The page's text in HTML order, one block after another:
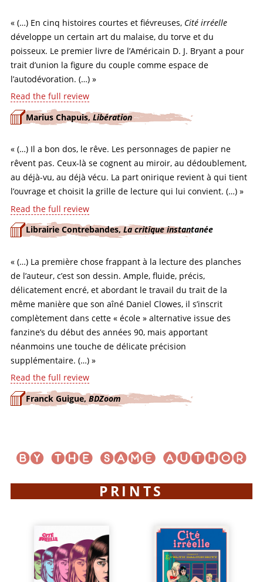
« (…) En cinq histoires courtes et fiévreuses, Cité irréelle
développe un certain art du malaise, du torve et du
poisseux. Le premier livre de l’Américain D. J. Bryant a pour
trait d’union la figure du couple comme espace de
l’autodévoration. (…) »
Read the full review
Marius Chapuis,Libération
« (…) Il a bon dos, le rêve. Les personnages de papier ne
rêvent pas. Ceux-là se cognent au miroir, au dédoublement,
au déjà-vu, au déjà vécu. La part onirique revient à qui tient
l’ouvrage et choisit la grille de lecture qui lui convient. (…) »
Read the full review
Librairie Contrebandes,La critique instantanée
« (…) La première chose frappant à la lecture des planches
de l’auteur, c’est son dessin. Ample, fluide, précis,
délicatement encré, et abordant le travail du trait de la
même manière que son aîné Daniel Clowes, il s’inscrit
complètement dans cette « école » alternative issue des
fanzine’s du début des années 90, mais apportant
néanmoins une touche de délicate précision
supplémentaire. (…) »
Read the full review
Franck Guigue,BDZoom
PRINTS